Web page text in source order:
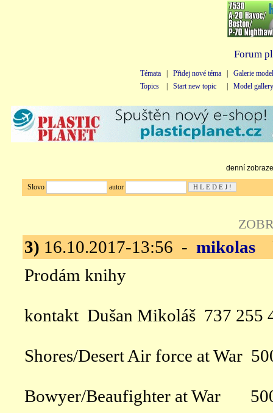
Forum
Témata Přidej nové téma
Galerie
Topics
Start new topic Model gallery
denní
Slovo autor
3) 16.10.2017-13:56 - mikolas
Prodám knihy
kontakt Dušan Mikoláš 737 255
Shores/Desert Air force at War
Bowyer/Beaufighter at War